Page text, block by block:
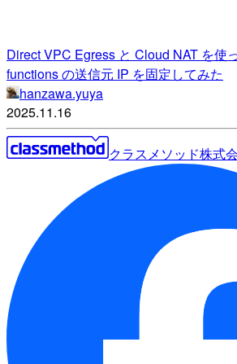
Direct VPC Egress と Cloud NAT を使
functions の送信元 IP を固定してみた
hanzawa.yuya
2025.11.16
クラスメソッド株式